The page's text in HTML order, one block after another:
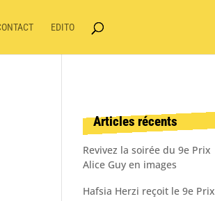
EDITO
Articles récents
Revivez la soirée du 9e Prix
Alice Guy en images
Hafsia Herzi reçoit le 9e Prix